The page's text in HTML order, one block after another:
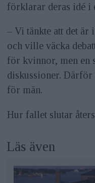
förklarar deras idé i
– Vi tänkte att det är
och ville väcka
för kvinnor, men en
diskussioner.
för män.
Hur fallet slutar
Läs även